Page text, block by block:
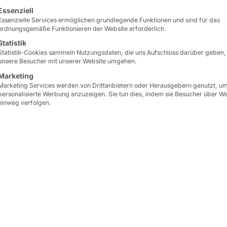
POLYTOUCH®NANOhat Pyramid Computer den
vergeben und zählt zu den renommiertesten
der begehrten Trophäen machen möchte,
Form und ästhetischem Eindruck weltweites
groß war die Begeisterung, als aus Chicago die
Wettbewerb des Jahres 2021 haben mehrere
mit dem NANO zu den Preisträgern!
eine Liste der Service-Gruppen, für die eine
Services ermöglichen grundlegende Funktionen und sind für das
Funktionieren der Website erforderlich.
Cookies sammeln Nutzungsdaten, die uns Aufschluss darüber
Besucher mit unserer Website umgehen.
Services werden von Drittanbietern oder Herausgebern genutzt, um
Werbung anzuzeigen. Sie tun dies, indem sie Besucher über
verfolgen.